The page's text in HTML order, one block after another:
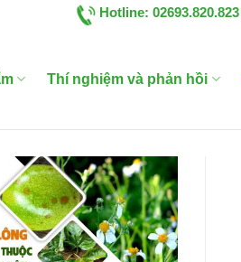
Hotline: 02693.820.823
Thí nghiệm và phản hồi